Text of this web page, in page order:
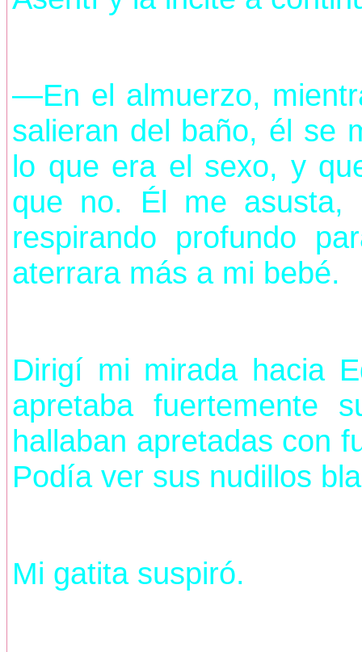
—En el almuerzo,
salieran del baño, él se
lo que era el sexo, y
que no. Él me asusta,
respirando profundo
aterrara más a mi bebé.
Dirigí mi mirada hacia
apretaba fuertemente
hallaban apretadas con
Podía ver sus nudillos
Mi gatita suspiró.